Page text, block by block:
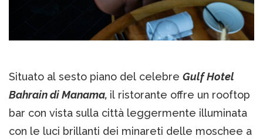
Situato al sesto piano del celebre Gulf Hotel
Bahrain di Manama, il ristorante offre un rooftop
bar con vista sulla città leggermente illuminata
con le luci brillanti dei minareti delle moschee a